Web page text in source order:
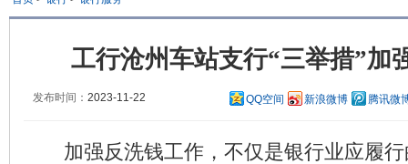
工行沧州车站支行“三举措”加
发布时间： 2023-11-22 QQ空间 新浪微博 腾讯微
加强反洗钱工作，不仅是银行业应履行